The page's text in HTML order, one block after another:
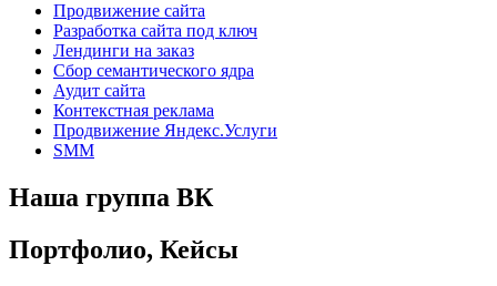
Продвижение сайта
Разработка сайта под ключ
Лендинги на заказ
Сбор семантического ядра
Аудит сайта
Контекстная реклама
Продвижение Яндекс.Услуги
SMM
Наша группа ВК
Портфолио, Кейсы